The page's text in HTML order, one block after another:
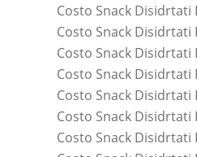
Costo Snack Disidrtati
Costo Snack Disidrtati
Costo Snack Disidrtati
Costo Snack Disidrtati
Costo Snack Disidrtati
Costo Snack Disidrtati
Costo Snack Disidrtati